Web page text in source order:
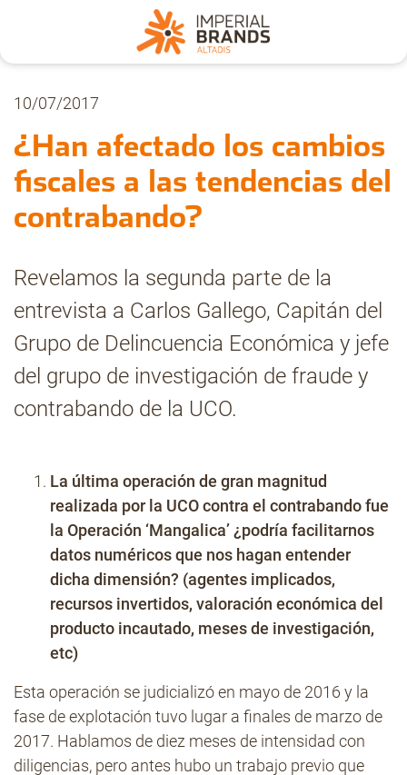
Nosotros
Secciones
Denuncia
Pregúntanos
Archivo
Estadísticas CMT
10/07/2017
¿Han afectado los cambios
fiscales a las tendencias del
contrabando?
Revelamos la segunda parte de la
entrevista a Carlos Gallego, Capitán del
Grupo de Delincuencia Económica y jefe
del grupo de investigación de fraude y
contrabando de la UCO.
La última operación de gran magnitud
realizada por la UCO contra el contrabando fue
la Operación ‘Mangalica’ ¿podría facilitarnos
datos numéricos que nos hagan entender
dicha dimensión? (agentes implicados,
recursos invertidos, valoración económica del
producto incautado, meses de investigación,
etc)
Esta operación se judicializó en mayo de 2016 y la
fase de explotación tuvo lugar a finales de marzo de
2017. Hablamos de diez meses de intensidad con
diligencias, pero antes hubo un trabajo previo que